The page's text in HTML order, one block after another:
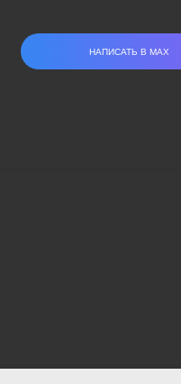
НАПИСАТЬ В МАХ